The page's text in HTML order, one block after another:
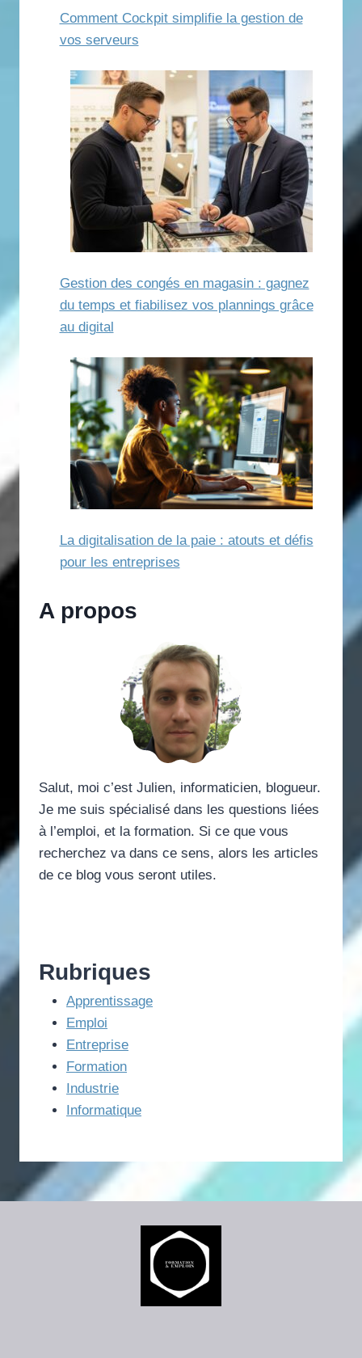
Comment Cockpit simplifie la gestion de
vos serveurs
Gestion des congés en magasin : gagnez
du temps et fiabilisez vos plannings grâce
au digital
La digitalisation de la paie : atouts et défis
pour les entreprises
A propos
Salut, moi c’est Julien, informaticien, blogueur.
Je me suis spécialisé dans les questions liées
à l’emploi, et la formation. Si ce que vous
recherchez va dans ce sens, alors les articles
de ce blog vous seront utiles.
Rubriques
Apprentissage
Emploi
Entreprise
Formation
Industrie
Informatique